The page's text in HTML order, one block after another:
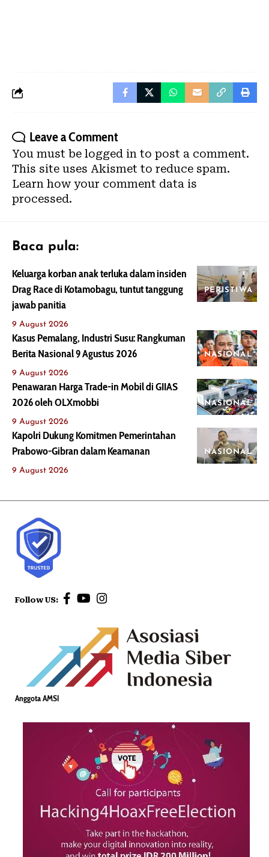
Leave a Comment
You must be logged in to post a comment.
This site uses Akismet to reduce spam.
Learn how your comment data is
processed.
Baca pula:
PERISTIWA
Keluarga korban anak terluka dalam insiden
Drag Race di Kotamobagu, tuntut tanggung
jawab panitia
9 August 2026
NASIONAL
Kasus Pemalang, Industri Susu: Rangkuman
Berita Nasional 9 Agustus 2026
9 August 2026
NASIONAL
Penawaran Harga Trade-in Mobil di GIIAS
2026 oleh OLXmobbi
9 August 2026
NASIONAL
Kapolri Dukung Komitmen Pemerintahan
Prabowo-Gibran dalam Keamanan
9 August 2026
Follow US:
Anggota AMSI